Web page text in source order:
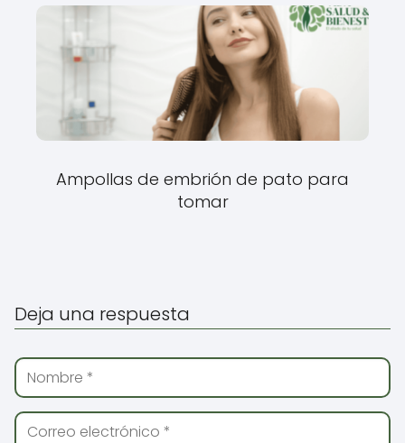
Ampollas de embrión de pato para
tomar
Deja una respuesta